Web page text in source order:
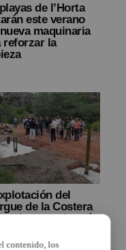
de l’Horta
este verano
maquinaria
reforzar la
del
de la Costera
genera interés
contenido, los